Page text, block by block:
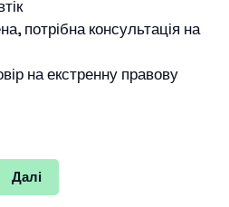
потрібна консультація на
на екстренну правову
Далі